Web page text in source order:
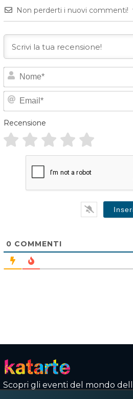
Non perderti i nuovi commenti!
Recensione
0 COMMENTI
Scopri gli eventi del mondo